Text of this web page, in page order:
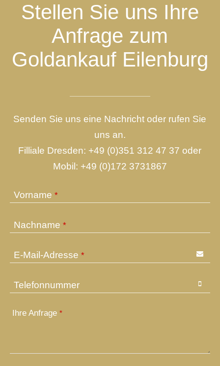
Stellen Sie uns Ihre
Anfrage zum
Goldankauf Eilenburg
Senden Sie uns eine Nachricht oder rufen Sie
uns an.
Filliale Dresden: +49 (0)351 312 47 37 oder
Mobil: +49 (0)172 3731867
Vorname *
Nachname *
E-Mail-Adresse *
Telefonnummer
Ihre Anfrage *